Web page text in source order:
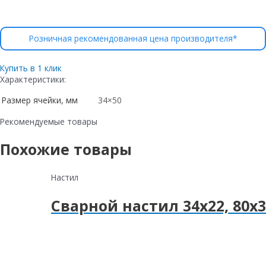
Розничная рекомендованная цена производителя*
Купить в 1 клик
Характеристики:
Размер ячейки, мм
34×50
Рекомендуемые товары
Похожие товары
Настил
Сварной настил 34х22, 80х3